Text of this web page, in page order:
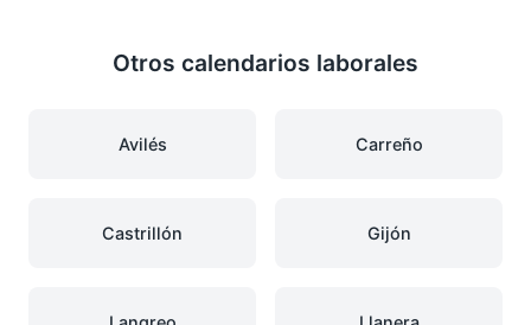
Otros calendarios laborales
Avilés Carreño
Castrillón Gijón